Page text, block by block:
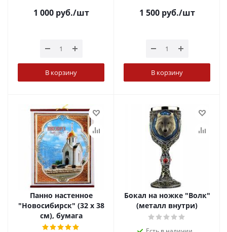
1 000руб./шт
В корзину
1 500руб./шт
В корзину
Панно настенное
"Новосибирск" (32 х 38
см), бумага
Бокал на ножке "Волк"
(металл внутри)